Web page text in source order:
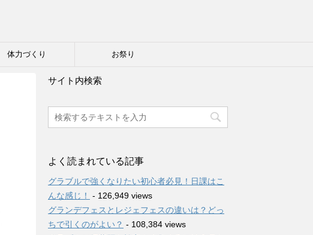
体力づくり お祭り
サイト内検索
よく読まれている記事
グラブルで強くなりたい初心者必見！日課はこ
んな感じ！
- 126,949 views
グランデフェスとレジェフェスの違いは？どっ
ちで引くのがよい？ - 108,384 views